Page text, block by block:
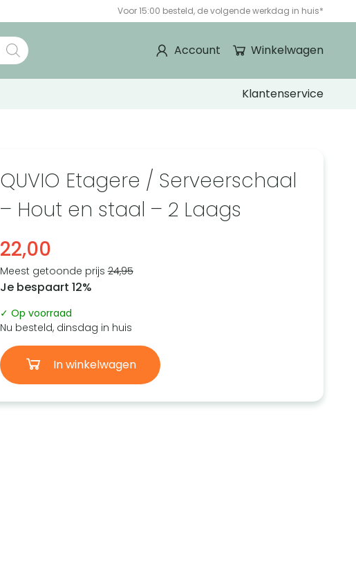
Voor 15:00 besteld, de volgende werkdag in huis*
Winkelwagen
Account
Klantenservice
QUVIO Etagere / Serveerschaal
– Hout en staal – 2 Laags
22,00
Meest getoonde prijs24,95
Je bespaart 12%
✓ Op voorraad
Nu besteld, dinsdag in huis
In winkelwagen